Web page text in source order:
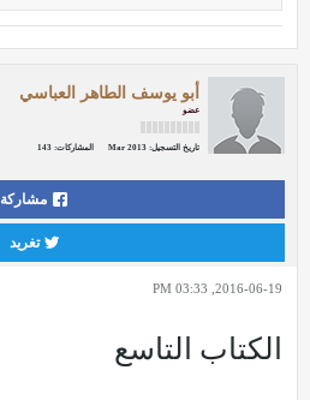
أبو يوسف الطاهر العباسي
عضو
تاريخ التسجيل: Mar 2013 المشاركات: 143
مشاركة
تغريد
2016-06-19, 03:33 PM
الكتاب التاسع